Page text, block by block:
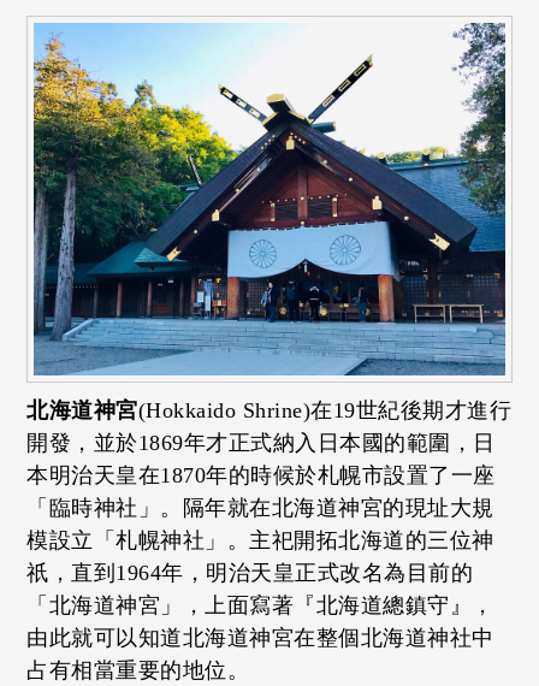
北海道神宮(Hokkaido Shrine)在19世紀後期才進行
開發，並於1869年才正式納入日本國的範圍，日
本明治天皇在1870年的時候於札幌市設置了一座
「臨時神社」。隔年就在北海道神宮的現址大規
模設立「札幌神社」。主祀開拓北海道的三位神
祇，直到1964年，明治天皇正式改名為目前的
「北海道神宮」，上面寫著『北海道總鎮守』，
由此就可以知道北海道神宮在整個北海道神社中
占有相當重要的地位。